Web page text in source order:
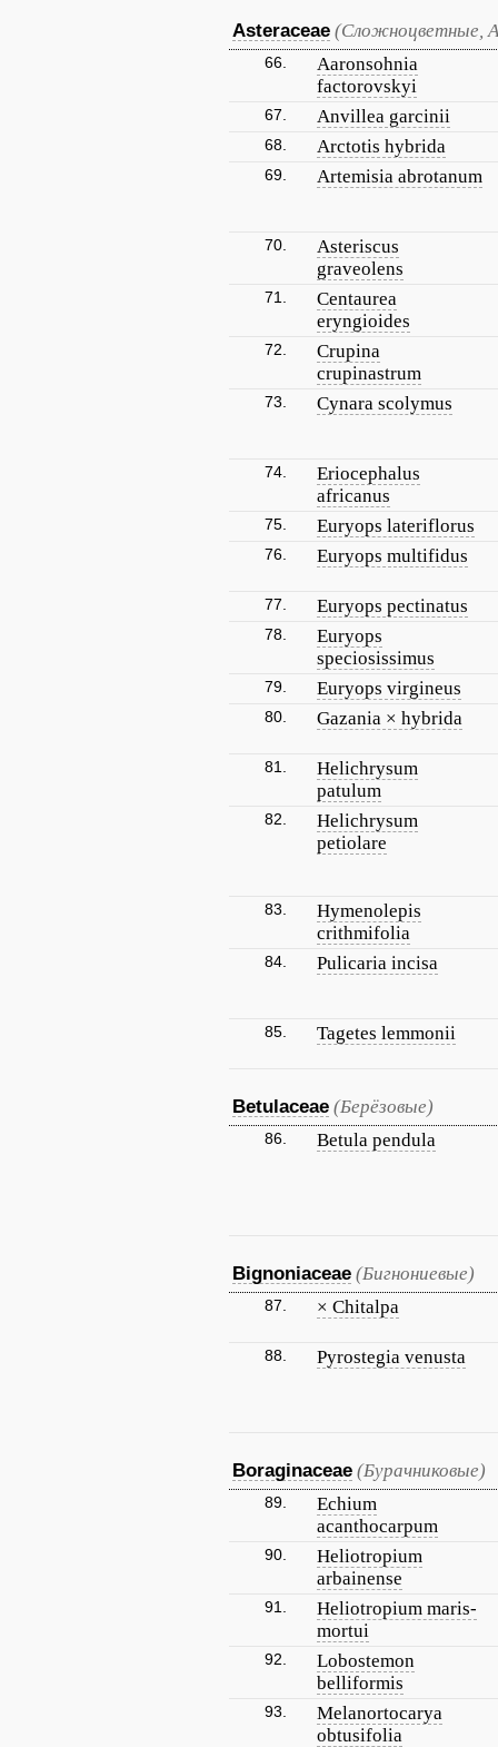
Asteraceae (Сложноцветные,
66.
Aaronsohnia
factorovskyi
67. Anvillea garcinii
68. Arctotis hybrida
69. Artemisia abrotanum
70.
Asteriscus
graveolens
71.
Centaurea
eryngioides
72.
Crupina
crupinastrum
73. Cynara scolymus
74.
Eriocephalus
africanus
75. Euryops lateriflorus
76. Euryops multifidus
77. Euryops pectinatus
78.
Euryops
speciosissimus
79. Euryops virgineus
80. Gazania × hybrida
81.
Helichrysum
patulum
82.
Helichrysum
petiolare
83.
Hymenolepis
crithmifolia
84. Pulicaria incisa
85. Tagetes lemmonii
Betulaceae (Берёзовые)
86. Betula pendula
Bignoniaceae (Бигнониевые)
87. × Chitalpa
88. Pyrostegia venusta
Boraginaceae (Бурачниковые)
89.
Echium
acanthocarpum
90.
Heliotropium
arbainense
91.
Heliotropium maris-
mortui
92.
Lobostemon
belliformis
93.
Melanortocarya
obtusifolia